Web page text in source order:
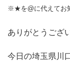
※★を@に代えてお
ありがとうござ
今日の埼玉県川